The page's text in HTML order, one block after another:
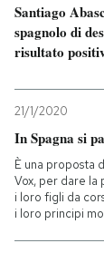
Santiago
spagnolo di
risultato
21/1/2020
In Spagna si
È una proposta
Vox, per dare la
i loro figli da
i loro principi